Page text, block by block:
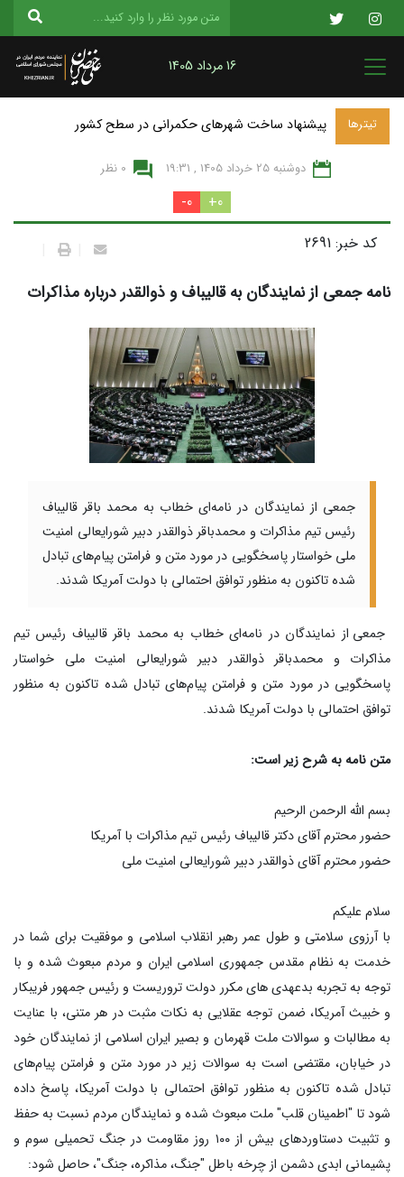
16 مرداد 1405
تیترها پیشنهاد ساخت شهرهای حکمرانی در سطح کشور
دوشنبه 25 خرداد 1405 , 19:31 0 نظر
0+
0-
کد خبر: 2691
نامه جمعی از نمایندگان به قالیباف و ذوالقدر درباره مذاکرات
جمعی از نمایندگان در نامه‌ای خطاب به محمد‌ باقر قالیباف
رئیس تیم مذاکرات و محمد‌باقر ذوالقدر دبیر شورایعالی امنیت
ملی خواستار پاسخگویی در مورد متن و فرامتن پیام‌های تبادل
شده تاکنون به منظور توافق احتمالی با دولت آمریکا شدند.​​​​​​​
جمعی از نمایندگان در نامه‌ای خطاب به محمد‌ باقر قالیباف رئیس تیم
مذاکرات و محمد‌باقر ذوالقدر دبیر شورایعالی امنیت ملی خواستار
پاسخگویی در مورد متن و فرامتن پیام‌های تبادل شده تاکنون به منظور
توافق احتمالی با دولت آمریکا شدند.
متن نامه به شرح زیر است:
بسم الله الرحمن الرحیم
حضور محترم آقای دکتر قالیباف رئیس تیم مذاکرات با آمریکا
حضور محترم آقای ذوالقدر دبیر شورایعالی امنیت ملی
سلام علیکم
با آرزوی سلامتی و طول عمر رهبر انقلاب اسلامی و موفقیت برای شما در
خدمت به نظام مقدس جمهوری اسلامی ایران و مردم مبعوث شده و با
توجه به تجربه بدعهدی های مکرر دولت تروریست و رئیس جمهور فریبکار
و خبیث آمریکا، ضمن توجه عقلایی به نکات مثبت در هر متنی، با عنایت
به مطالبات و سوالات ملت قهرمان و بصیر ایران اسلامی از نمایندگان خود
در خیابان، مقتضی است به سوالات زیر در مورد متن و فرامتن پیام‌های
تبادل شده تاکنون به منظور توافق احتمالی با دولت آمریکا، پاسخ داده
شود تا "اطمینان قلب" ملت مبعوث شده و نمایندگان مردم نسبت به حفظ
و تثبیت دستاوردهای بیش از ۱۰۰ روز مقاومت در جنگ تحمیلی سوم و
پشیمانی ابدی دشمن از چرخه باطل "جنگ، مذاکره، جنگ"، حاصل شود: